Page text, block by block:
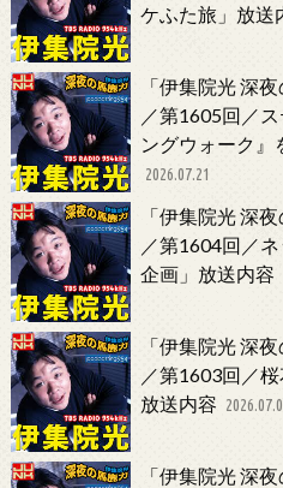
ケふた旅」放送
「伊集院光 深
／第1605回／
ングウォーク』
2026.07.21
「伊集院光 深
／第1604回／
企画」放送内容
「伊集院光 深
／第1603回／
放送内容
「伊集院光 深